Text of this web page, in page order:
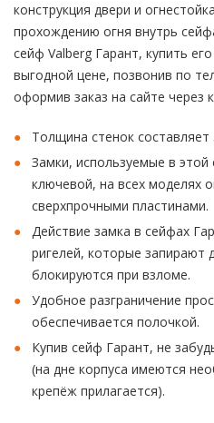
конструкция двери и
прохождению огня внутрь
сейф Valberg Гарант, купить
выгодной цене, позвонив по
оформив заказ на сайте через
Толщина стенок составляет
Замки, используемые в этой
ключевой, на всех моделях
сверхпрочными пластинами.
Действие замка в сейфах
ригелей, которые запирают
блокируются при взломе.
Удобное разграничение
обеспечивается полочкой.
Купив сейф Гарант, не
(на дне корпуса имеются
крепёж прилагается).